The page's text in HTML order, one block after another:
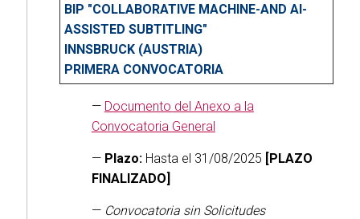
BIP "COLLABORATIVE MACHINE-AND AI-
ASSISTED SUBTITLING"
INNSBRUCK (AUSTRIA)
PRIMERA CONVOCATORIA
— Documento del Anexo a la
Convocatoria General
— Plazo:Hasta el 31/08/2025 [PLAZO
FINALIZADO]
— Convocatoria sin Solicitudes